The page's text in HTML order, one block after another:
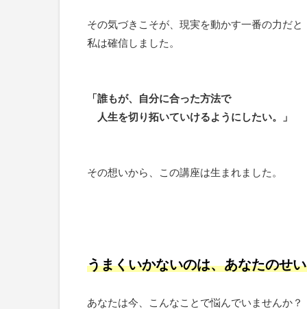
その気づきこそが、現実を動かす一番の力だと
私は確信しました。
「誰もが、自分に合った方法で
人生を切り拓いていけるようにしたい。」
その想いから、この講座は生まれました。
うまくいかないのは、あなたのせ
あなたは今、こんなことで悩んでいませんか？